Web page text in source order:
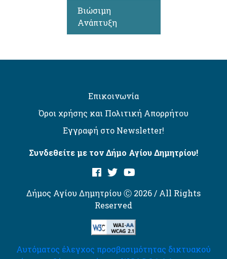
Βιώσιμη
Ανάπτυξη
Επικοινωνία
Όροι χρήσης και Πολιτική Απορρήτου
Εγγραφή στο Newsletter!
Συνδεθείτε με τον Δήμο Αγίου Δημητρίου!
Δήμος Αγίου Δημητρίου Ⓒ 2026 / All Rights
Reserved
Αυτόματος έλεγχος προσβασιμότητας δικτυακού